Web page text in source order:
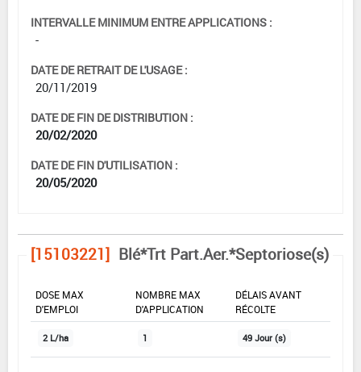
INTERVALLE MINIMUM ENTRE APPLICATIONS :
-
DATE DE RETRAIT DE L'USAGE :
20/11/2019
DATE DE FIN DE DISTRIBUTION :
20/02/2020
DATE DE FIN D'UTILISATION :
20/05/2020
[15103221] Blé*Trt Part.Aer.*Septoriose(s)
DOSE MAX
D'EMPLOI
NOMBRE MAX
D'APPLICATION
DÉLAIS AVANT
RÉCOLTE
2 L/ha 1 49 Jour (s)